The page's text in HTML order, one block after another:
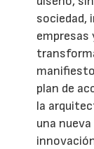
sociedad,
empresas
plan de
la
una